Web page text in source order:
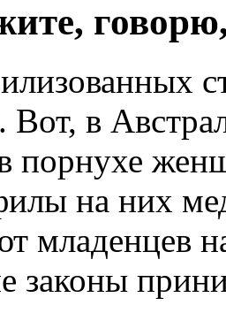
Вот, в
порнухе
на них
младенцев
законы